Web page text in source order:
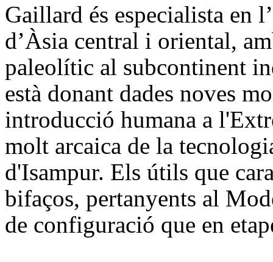
Gaillard és especialista en
d’Àsia central i oriental,
paleolític al subcontinent
està donant dades noves
introducció humana a
molt arcaica de la
d'Isampur. Els útils que
bifaços, pertanyents al
de configuració que en